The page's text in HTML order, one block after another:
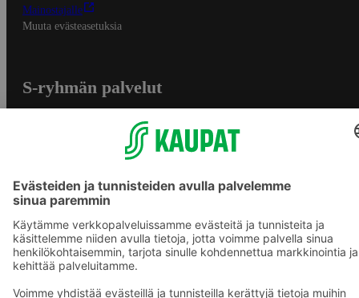
Mainostajalle
Muuta evästeasetuksia
S-ryhmän palvelut
S-ostoslista -sovellus
Prisma.fi
Sokos.fi
S-Pankki
Yhteishyvä
Sokos Hotels
Raflaamo